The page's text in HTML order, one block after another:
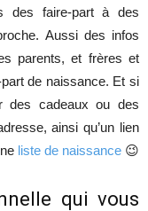
des faire-part à des
Aussi des infos
parents, et frères et
de naissance. Et si
des cadeaux ou des
ainsi qu’un lien
liste de naissance 😉
qui vous